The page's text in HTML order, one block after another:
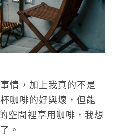
情，加上我真的不是
咖啡的好與壞，但能
空間裡享用咖啡，我想
。